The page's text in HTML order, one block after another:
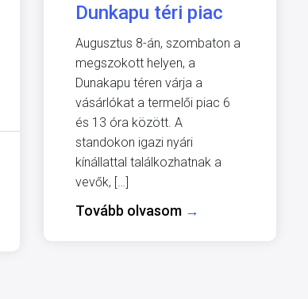
Dunkapu téri piac
Augusztus 8-án, szombaton a
megszokott helyen, a
Dunakapu téren várja a
vásárlókat a termelői piac 6
és 13 óra között. A
standokon igazi nyári
kínállattal találkozhatnak a
vevők, […]
Tovább olvasom →